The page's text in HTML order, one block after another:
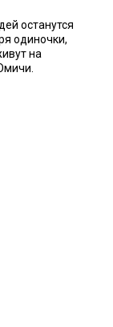
останутся
одиночки,
на
города,
заведения
хоть как